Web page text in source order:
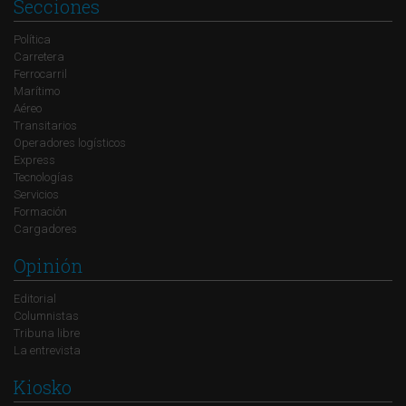
Secciones
Política
Carretera
Ferrocarril
Marítimo
Aéreo
Transitarios
Operadores logísticos
Express
Tecnologías
Servicios
Formación
Cargadores
Opinión
Editorial
Columnistas
Tribuna libre
La entrevista
Kiosko